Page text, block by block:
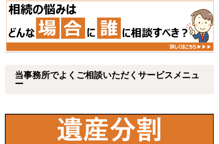
当事務所でよくご相談いただくサービスメニュ
ー